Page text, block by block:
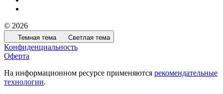
© 2026
Темная тема Светлая тема
Конфиденциальность
Оферта
На информационном ресурсе применяются рекомендательные
технологии.